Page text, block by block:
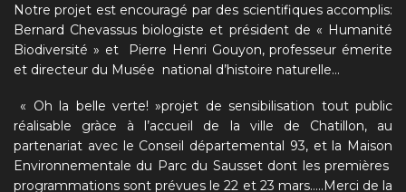
Notre projet est encouragé par des scientifiques accomplis:
Bernard Chevassus biologiste et président de « Humanité
Biodiversité » et Pierre Henri Gouyon, professeur émerite
et directeur du Musée national d’histoire naturelle…
« Oh la belle verte! »projet de sensibilisation tout public
réalisable gràce à l’accueil de la ville de Chatillon, au
partenariat avec le Conseil départemental 93, et la Maison
Environnementale du Parc du Sausset dont les premières
programmations sont prévues le 22 et 23 mars…..Merci de la